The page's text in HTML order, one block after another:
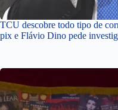
TCU descobre todo tipo de
pix e Flávio Dino pede